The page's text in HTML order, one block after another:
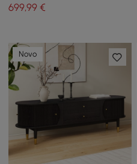
699,99 €
Novo